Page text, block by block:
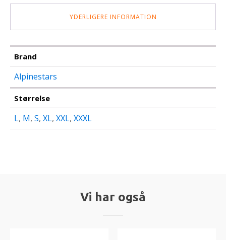
YDERLIGERE INFORMATION
Brand
Alpinestars
Størrelse
L, M, S, XL, XXL, XXXL
Vi har også